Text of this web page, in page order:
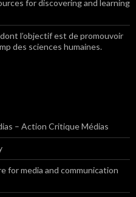
for discovering and learning
l’objectif est de promouvoir
des sciences humaines.
– Action Critique Médias
for media and communication